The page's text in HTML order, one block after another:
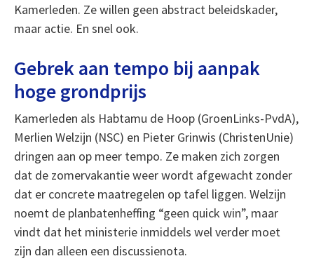
Kamerleden. Ze willen geen abstract beleidskader,
maar actie. En snel ook.
Gebrek aan tempo bij aanpak
hoge grondprijs
Kamerleden als Habtamu de Hoop (GroenLinks-PvdA),
Merlien Welzijn (NSC) en Pieter Grinwis (ChristenUnie)
dringen aan op meer tempo. Ze maken zich zorgen
dat de zomervakantie weer wordt afgewacht zonder
dat er concrete maatregelen op tafel liggen. Welzijn
noemt de planbatenheffing “geen quick win”, maar
vindt dat het ministerie inmiddels wel verder moet
zijn dan alleen een discussienota.